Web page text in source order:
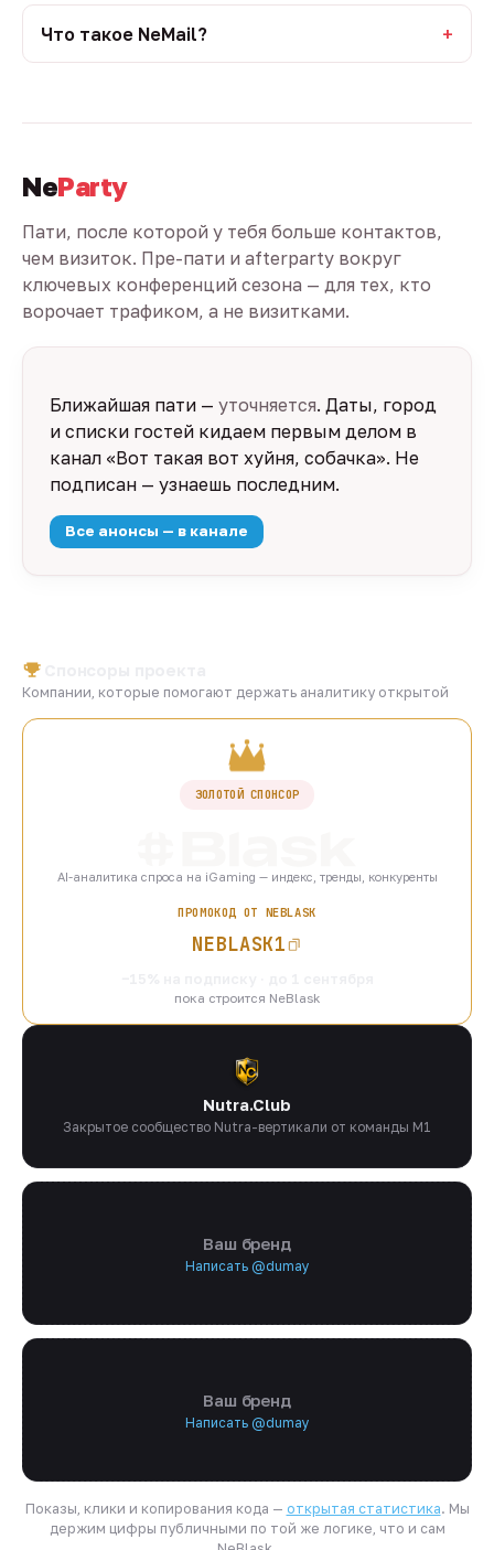
Что такое NeMail?
NeParty
Пати, после которой у тебя больше контактов,
чем визиток. Пре-пати и afterparty вокруг
ключевых конференций сезона — для тех, кто
ворочает трафиком, а не визитками.
Ближайшая пати — уточняется. Даты, город
и списки гостей кидаем первым делом в
канал «Вот такая вот хуйня, собачка». Не
подписан — узнаешь последним.
Все анонсы — в канале
Компании, которые помогают держать аналитику открытой
ЗОЛОТОЙ СПОНСОР
AI-аналитика спроса на iGaming — индекс, тренды, конкуренты
ПРОМОКОД ОТ NEBLASK
NEBLASK1
пока строится NeBlask
Nutra.Club
Закрытое сообщество Nutra-вертикали от команды M1
Ваш бренд
Написать @dumay
Ваш бренд
Написать @dumay
Показы, клики и копирования кода — открытая статистика. Мы
держим цифры публичными по той же логике, что и сам